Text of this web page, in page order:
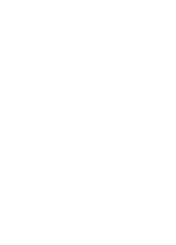
tot een